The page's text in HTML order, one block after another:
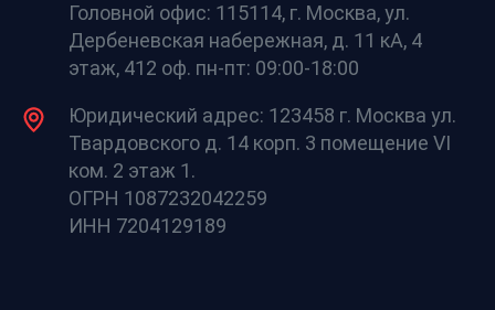
Головной офис: 115114, г. Москва, ул.
Дербеневская набережная, д. 11 кА, 4
этаж, 412 оф. пн-пт: 09:00-18:00
Юридический адрес: 123458 г. Москва ул.
Твардовского д. 14 корп. 3 помещение VI
ком. 2 этаж 1.
ОГРН 1087232042259
ИНН 7204129189